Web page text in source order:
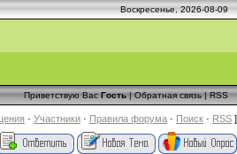
Воскресенье, 2026-08-09
Приветствую Вас Гость|Обратная связь|RSS
· Участники · Правила форума · Поиск · RSS ]